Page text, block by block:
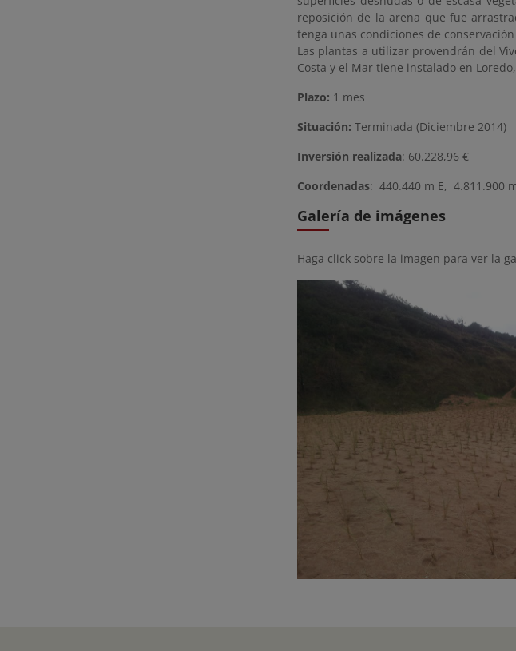
reposición de la arena que fue
tenga unas condiciones de
Las plantas a utilizar provendrán del
Costa y el Mar tiene instalado en
Plazo: 1 mes
Situación: Terminada (Diciembre 2014)
Inversión realizada: 60.228,96 €
Coordenadas: 440.440 m E, 4.811.900
Galería de imágenes
Haga click sobre la imagen para ver la